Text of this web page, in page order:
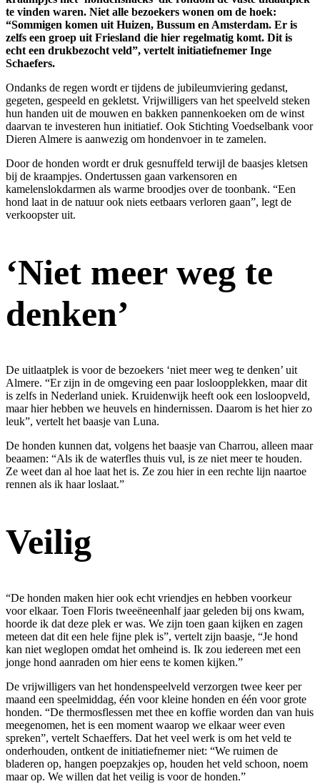
te vinden waren. Niet alle bezoekers wonen om de hoek:
“Sommigen komen uit Huizen, Bussum en Amsterdam. Er is
zelfs een groep uit Friesland die hier regelmatig komt. Dit is
echt een drukbezocht veld”, vertelt initiatiefnemer Inge
Schaefers.
Ondanks de regen wordt er tijdens de jubileumviering gedanst,
gegeten, gespeeld en gekletst. Vrijwilligers van het speelveld steken
hun handen uit de mouwen en bakken pannenkoeken om de winst
daarvan te investeren hun initiatief. Ook Stichting Voedselbank voor
Dieren Almere is aanwezig om hondenvoer in te zamelen.
Door de honden wordt er druk gesnuffeld terwijl de baasjes kletsen
bij de kraampjes. Ondertussen gaan varkensoren en
kamelenslokdarmen als warme broodjes over de toonbank. “Een
hond laat in de natuur ook niets eetbaars verloren gaan”, legt de
verkoopster uit.
‘Niet meer weg te
denken’
De uitlaatplek is voor de bezoekers ‘niet meer weg te denken’ uit
Almere. “Er zijn in de omgeving een paar losloopplekken, maar dit
is zelfs in Nederland uniek. Kruidenwijk heeft ook een losloopveld,
maar hier hebben we heuvels en hindernissen. Daarom is het hier zo
leuk”, vertelt het baasje van Luna.
De honden kunnen dat, volgens het baasje van Charrou, alleen maar
beaamen: “Als ik de waterfles thuis vul, is ze niet meer te houden.
Ze weet dan al hoe laat het is. Ze zou hier in een rechte lijn naartoe
rennen als ik haar loslaat.”
Veilig
“De honden maken hier ook echt vriendjes en hebben voorkeur
voor elkaar. Toen Floris tweeëneenhalf jaar geleden bij ons kwam,
hoorde ik dat deze plek er was. We zijn toen gaan kijken en zagen
meteen dat dit een hele fijne plek is”, vertelt zijn baasje, “Je hond
kan niet weglopen omdat het omheind is. Ik zou iedereen met een
jonge hond aanraden om hier eens te komen kijken.”
De vrijwilligers van het hondenspeelveld verzorgen twee keer per
maand een speelmiddag, één voor kleine honden en één voor grote
honden. “De thermosflessen met thee en koffie worden dan van huis
meegenomen, het is een moment waarop we elkaar weer even
spreken”, vertelt Schaeffers. Dat het veel werk is om het veld te
onderhouden, ontkent de initiatiefnemer niet: “We ruimen de
bladeren op, hangen poepzakjes op, houden het veld schoon, noem
maar op. We willen dat het veilig is voor de honden.”